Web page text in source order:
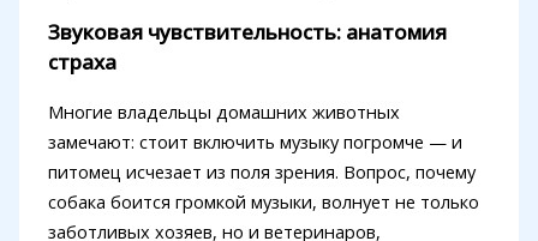
Звуковая чувствительность: анатомия
страха
Многие владельцы домашних животных
замечают: стоит включить музыку погромче — и
питомец исчезает из поля зрения. Вопрос, почему
собака боится громкой музыки, волнует не только
заботливых хозяев, но и ветеринаров,